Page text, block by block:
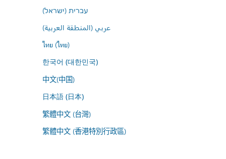
עברית (ישראל)
عربي (المنطقة العربية)
ไทย (ไทย)
한국어 (대한민국)
中文(中国)
日本語 (日本)
繁體中文 (台灣)
繁體中文 (香港特別行政區)